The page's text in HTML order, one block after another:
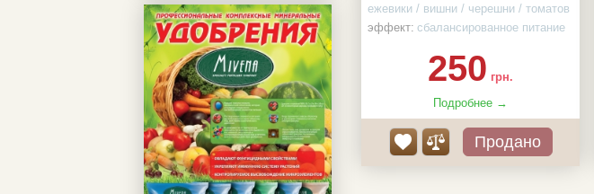
ежевики / вишни / черешни / томатов
эффект: сбалансированное питание
фунгицидные свойства
преимущества: повышает
урожайность, товарность ягод и
укрепляет иммунную систему
растения
масса упаковки:
500 г
250 грн.
Подробнее →
Продано